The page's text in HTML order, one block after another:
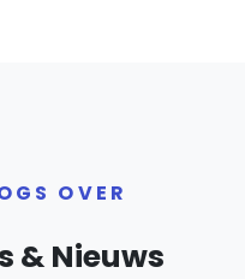
OVER
& Nieuws